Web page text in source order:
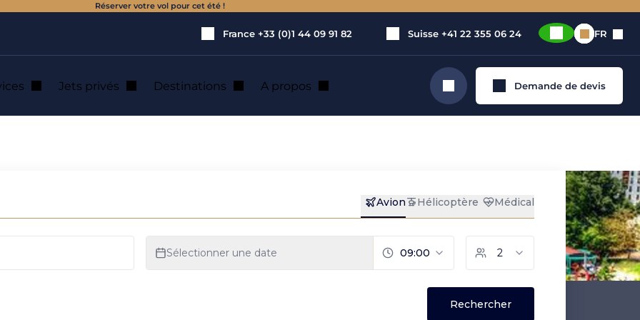
Réserver votre vol pour cet été !
France +33 (0)1 44 09 91 82 Suisse +41 22 355 06 24 FR
Jets privés Destinations A propos Rechercher Demande de devis